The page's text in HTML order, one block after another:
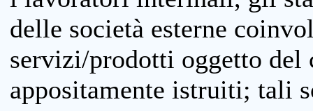
delle società esterne
servizi/prodotti oggetto
appositamente istruiti; tali